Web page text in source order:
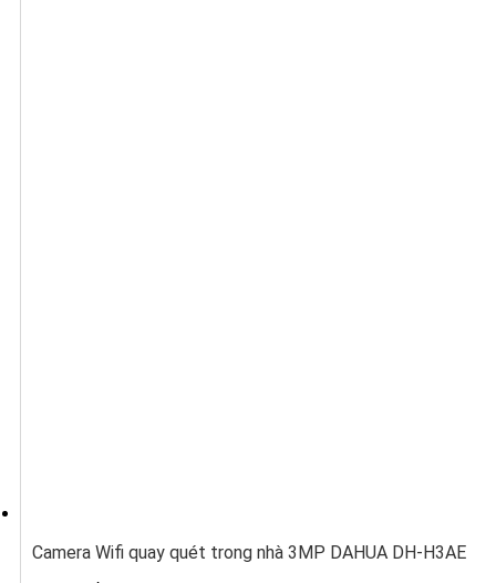
Camera Wifi quay quét trong nhà 3MP DAHUA DH-H3AE